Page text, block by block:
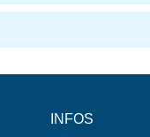
INFOS